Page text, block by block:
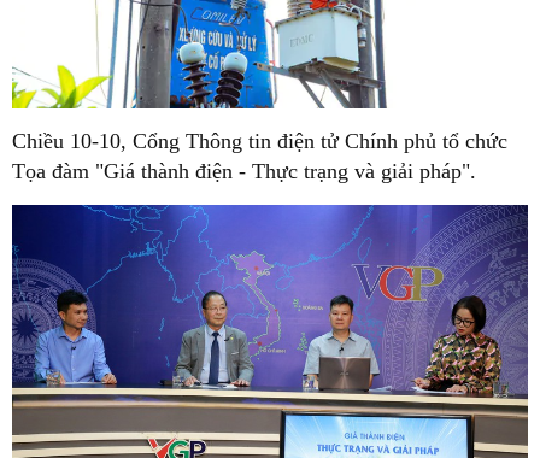
Chiều 10-10, Cổng Thông tin điện tử Chính phủ tổ chức
Tọa đàm "Giá thành điện - Thực trạng và giải pháp".